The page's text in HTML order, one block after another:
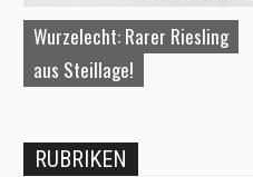
Wurzelecht: Rarer Riesling
aus Steillage!
RUBRIKEN